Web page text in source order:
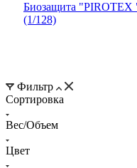
Биозащита "PIROTEX
(1/128)
Фильтр
Сортировка
Вес/Объем
Цвет